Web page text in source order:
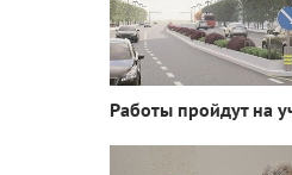
Работы пройдут на